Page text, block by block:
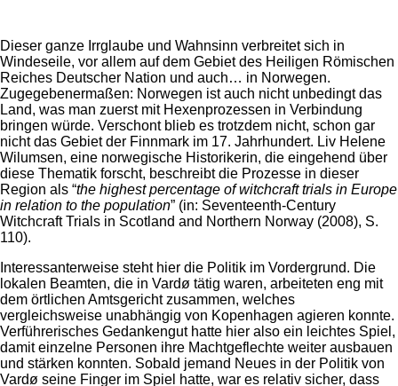
Dieser ganze Irrglaube und Wahnsinn verbreitet sich in
Windeseile, vor allem auf dem Gebiet des Heiligen Römischen
Reiches Deutscher Nation und auch… in Norwegen.
Zugegebenermaßen: Norwegen ist auch nicht unbedingt das
Land, was man zuerst mit Hexenprozessen in Verbindung
bringen würde. Verschont blieb es trotzdem nicht, schon gar
nicht das Gebiet der Finnmark im 17. Jahrhundert. Liv Helene
Wilumsen, eine norwegische Historikerin, die eingehend über
diese Thematik forscht, beschreibt die Prozesse in dieser
Region als “the highest percentage of witchcraft trials in Europe
in relation to the population” (in: Seventeenth-Century
Witchcraft Trials in Scotland and Northern Norway (2008), S.
110).
Interessanterweise steht hier die Politik im Vordergrund. Die
lokalen Beamten, die in Vardø tätig waren, arbeiteten eng mit
dem örtlichen Amtsgericht zusammen, welches
vergleichsweise unabhängig von Kopenhagen agieren konnte.
Verführerisches Gedankengut hatte hier also ein leichtes Spiel,
damit einzelne Personen ihre Machtgeflechte weiter ausbauen
und stärken konnten. Sobald jemand Neues in der Politik von
Vardø seine Finger im Spiel hatte, war es relativ sicher, dass